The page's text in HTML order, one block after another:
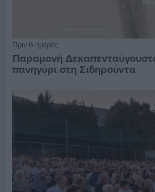
Πριν 6 ημέρες
Παραμονή
πανηγύρι στη Σιδηρούντα